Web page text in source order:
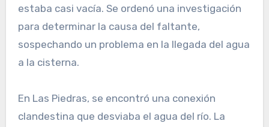
estaba casi vacía. Se ordenó una investigación
para determinar la causa del faltante,
sospechando un problema en la llegada del agua
a la cisterna.
En Las Piedras, se encontró una conexión
clandestina que desviaba el agua del río. La